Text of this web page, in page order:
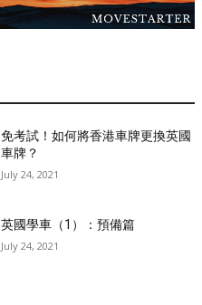
免考試！如何將香港車牌更換英國
車牌？
July 24, 2021
英國學車（1）：預備篇
July 24, 2021